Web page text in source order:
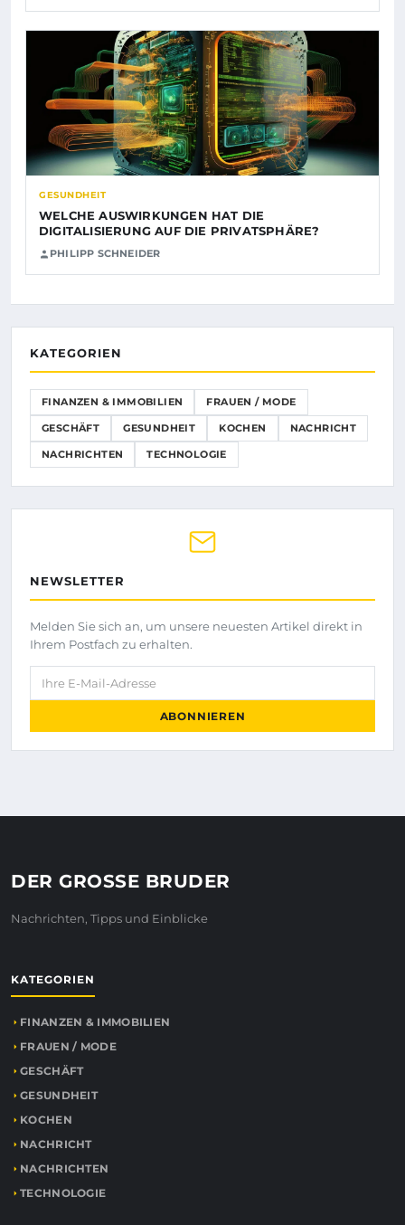
GESUNDHEIT
WELCHE AUSWIRKUNGEN HAT DIE
DIGITALISIERUNG AUF DIE PRIVATSPHÄRE?
PHILIPP SCHNEIDER
KATEGORIEN
FINANZEN & IMMOBILIEN FRAUEN / MODE
GESCHÄFT GESUNDHEIT KOCHEN NACHRICHT
NACHRICHTEN TECHNOLOGIE
NEWSLETTER
Melden Sie sich an, um unsere neuesten Artikel direkt in
Ihrem Postfach zu erhalten.
Ihre E-Mail-Adresse
ABONNIEREN
DER GROSSE BRUDER
Nachrichten, Tipps und Einblicke
KATEGORIEN
FINANZEN & IMMOBILIEN
FRAUEN / MODE
GESCHÄFT
GESUNDHEIT
KOCHEN
NACHRICHT
NACHRICHTEN
TECHNOLOGIE